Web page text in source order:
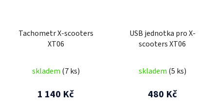
Tachometr X-scooters
XT06
skladem (7 ks)
1 140 Kč
USB jednotka pro X-
scooters XT06
skladem (5 ks)
480 Kč